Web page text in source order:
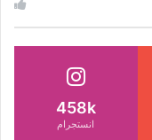
458k
انستجرام